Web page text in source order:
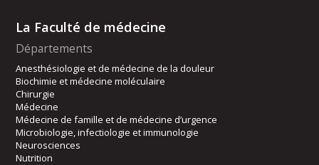
La Faculté de médecine
Départements
Anesthésiologie et de médecine de la douleur
Biochimie et médecine moléculaire
Chirurgie
Médecine
Médecine de famille et de médecine d’urgence
Microbiologie, infectiologie et immunologie
Neurosciences
Nutrition